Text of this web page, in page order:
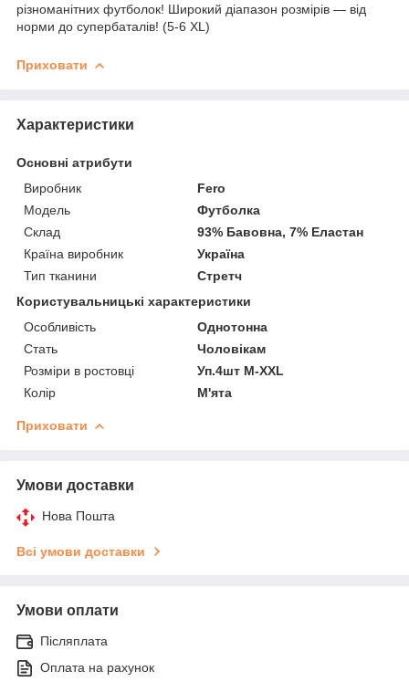
різноманітних футболок! Широкий діапазон розмірів — від
норми до супербаталів! (5-6 XL)
Приховати
Характеристики
Основні атрибути
Виробник
Fero
Модель
Футболка
Склад
93% Бавовна, 7% Еластан
Країна виробник
Україна
Тип тканини
Стретч
Користувальницькі характеристики
Особливість
Однотонна
Стать
Чоловікам
Розміри в ростовці
Уп.4шт M-XXL
Колір
М'ята
Приховати
Умови доставки
Нова Пошта
Всі умови доставки
Умови оплати
Післяплата
Оплата на рахунок